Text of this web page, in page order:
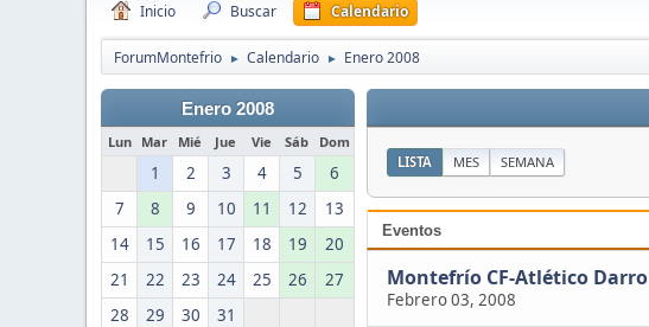
Inicio Buscar Calendario
ForumMontefrio ► Calendario ► Enero 2008
Enero 2008
Lun Mar Mié Jue Vie Sáb Dom
1 2 3 4 5
6
7
8 9 10 11 12
13
14
15 16 17 18 19
20
21
22 23 24 25 26
27
28
29 30 31
LISTA MES SEMANA
Eventos
Montefrío CF-Atlético Darro
Febrero 03, 2008